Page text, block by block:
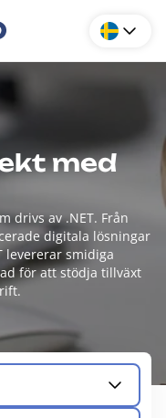
med
drivs av .NET. Från
digitala lösningar
levererar smidiga
för att stödja tillväxt